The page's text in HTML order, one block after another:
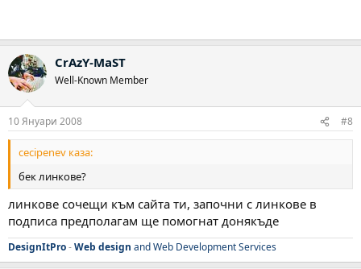
CrAzY-MaST
Well-Known Member
10 Януари 2008 #8
cecipenev каза:
бек линкове?
линкове сочещи към сайта ти, започни с линкове в
подписа предполагам ще помогнат донякъде
DesignItPro-Web design and Web Development Services